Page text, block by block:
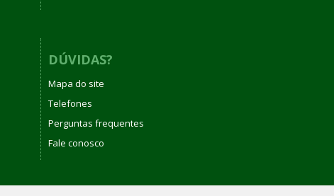
DÚVIDAS?
Mapa do site
Telefones
Perguntas frequentes
Fale conosco